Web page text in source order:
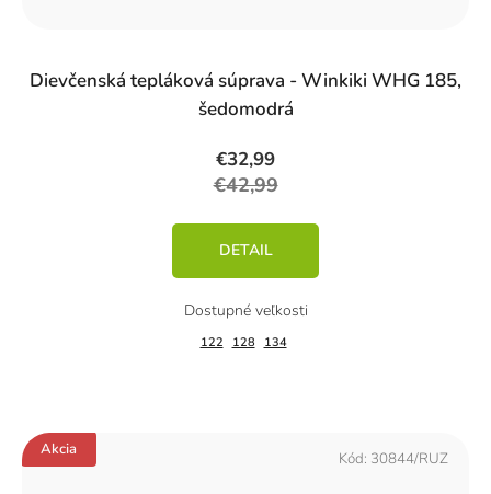
Dievčenská tepláková súprava - Winkiki WHG 185,
šedomodrá
€32,99
€42,99
DETAIL
122 128 134
Akcia Kód: 30844/RUZ